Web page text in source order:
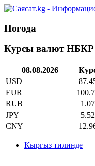
Погода
Курсы валют НБКР
08.08.2026
USD
EUR
RUB
1.07
JPY
5.52
CNY
Кыргыз тилинде